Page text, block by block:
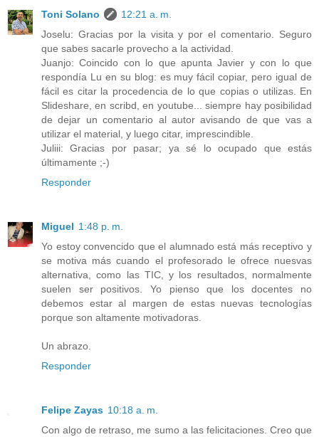
Toni Solano
12:21 a. m.
Joselu: Gracias por la visita y por el comentario. Seguro
que sabes sacarle provecho a la actividad.
Juanjo: Coincido con lo que apunta Javier y con lo que
respondía Lu en su blog: es muy fácil copiar, pero igual de
fácil es citar la procedencia de lo que copias o utilizas. En
Slideshare, en scribd, en youtube... siempre hay posibilidad
de dejar un comentario al autor avisando de que vas a
utilizar el material, y luego citar, imprescindible.
Juliii: Gracias por pasar; ya sé lo ocupado que estás
últimamente ;-)
Responder
Miguel 1:48 p. m.
Yo estoy convencido que el alumnado está más receptivo y
se motiva más cuando el profesorado le ofrece nuesvas
alternativa, como las TIC, y los resultados, normalmente
suelen ser positivos. Yo pienso que los docentes no
debemos estar al margen de estas nuevas tecnologías
porque son altamente motivadoras.
Un abrazo.
Responder
Felipe Zayas 10:18 a. m.
Con algo de retraso, me sumo a las felicitaciones. Creo que